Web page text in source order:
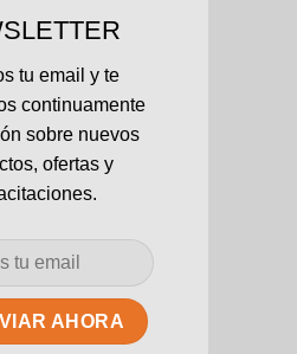
tu email y te
continuamente
sobre nuevos
ofertas y